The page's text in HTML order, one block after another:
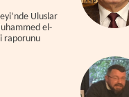
Uluslar
el-
raporunu